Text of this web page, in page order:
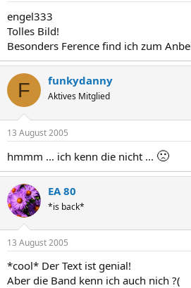
engel333
Tolles Bild!
Besonders Ference find ich zum
F funkydanny
Aktives Mitglied
13 August 2005
hmmm ... ich kenn die nicht ... 🙁
EA 80
*is back*
13 August 2005
*cool* Der Text ist genial!
Aber die Band kenn ich auch nich ?(